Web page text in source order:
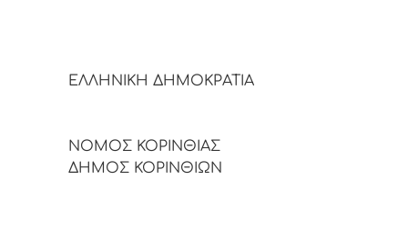
ΕΛΛΗΝΙΚΗ ΔΗΜΟΚΡΑΤΙΑ
ΝΟΜΟΣ ΚΟΡΙΝΘΙΑΣ
ΔΗΜΟΣ ΚΟΡΙΝΘΙΩΝ